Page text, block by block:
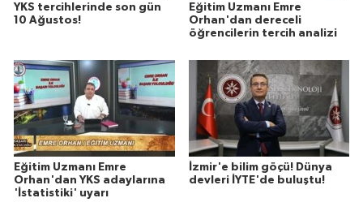
YKS tercihlerinde son gün
10 Ağustos!
Eğitim Uzmanı Emre
Orhan'dan dereceli
öğrencilerin tercih analizi
Eğitim Uzmanı Emre
Orhan'dan YKS adaylarına
'İstatistiki' uyarı
İzmir'e bilim göçü! Dünya
devleri İYTE'de buluştu!